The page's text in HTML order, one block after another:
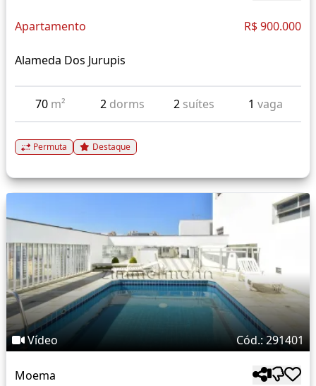
Apartamento R$ 900.000
Alameda Dos Jurupis
70 m² 2 dorms 2 suítes 1 vaga
Permuta Destaque
Vídeo Cód.: 291401
Moema